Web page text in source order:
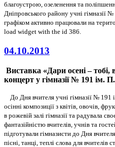
благоустрою, озеленення та
Дніпровського району учні гімназії
графіком активно працювали на
load widget with the id 386.
04.10.2013
Виставка «Дари осені –
концерт у гімназії № 191 ім.
До Дня вчителя учні гімназії № 191
осінні композиції з квітів, овочів,
в рожевій залі гімназії та радувала
фантазійністю вчителів, учнів та
підготували гімназисти до Дня
пісні, танці, теплі слова для вчителів